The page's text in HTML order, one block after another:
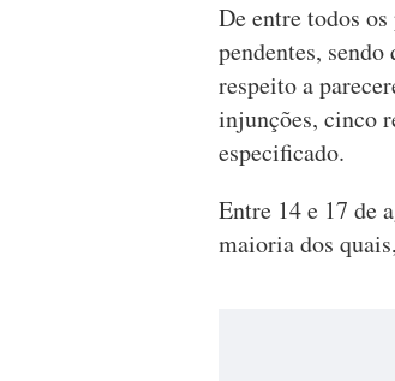
De entre todos
pendentes,
respeito a
injunções, cinco
especificado.
Entre 14 e 17 de
maioria dos